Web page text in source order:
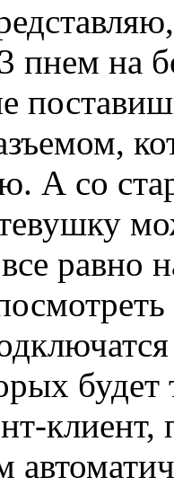
пнем на
А со
будет